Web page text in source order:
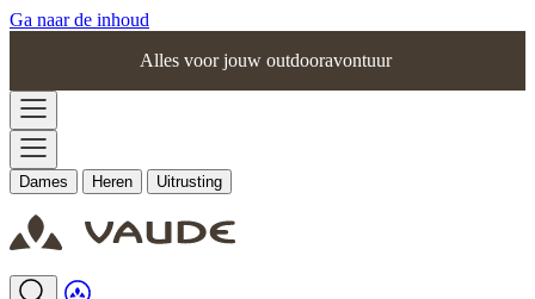
Ga naar de inhoud
Alles voor jouw outdooravontuur
Dames Heren Uitrusting